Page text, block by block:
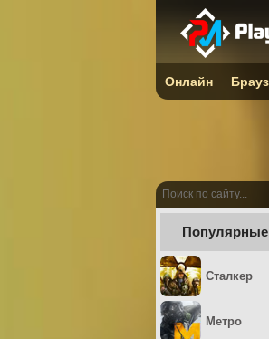
Популярные
Сталкер
Метро
Онлайн